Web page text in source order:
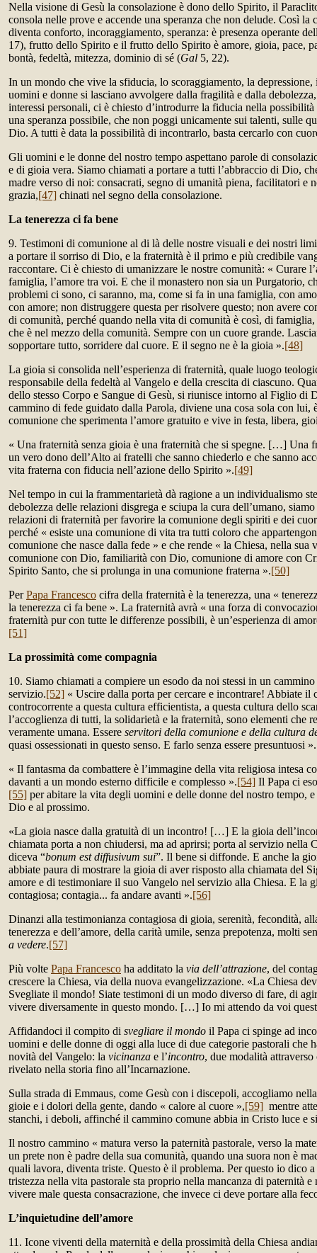
Nella visione di Gesù la consolazione è dono dello Spirito, il
consola nelle prove e accende una speranza che non delude. Così la
diventa conforto, incoraggiamento, speranza: è presenza operante
17), frutto dello Spirito e il frutto dello Spirito è amore, gioia, pace,
bontà, fedeltà, mitezza, dominio di sé (Gal 5, 22).
In un mondo che vive la sfiducia, lo scoraggiamento, la
uomini e donne si lasciano avvolgere dalla fragilità e dalla
interessi personali, ci è chiesto d’introdurre la fiducia nella
una speranza possibile, che non poggi unicamente sui talenti, sulle
Dio. A tutti è data la possibilità di incontrarlo, basta cercarlo con
Gli uomini e le donne del nostro tempo aspettano parole di
e di gioia vera. Siamo chiamati a portare a tutti l’abbraccio di Dio,
madre verso di noi: consacrati, segno di umanità piena, facilitatori e
grazia,[47] chinati nel segno della consolazione.
La tenerezza ci fa bene
9. Testimoni di comunione al di là delle nostre visuali e dei nostri
a portare il sorriso di Dio, e la fraternità è il primo e più credibile
raccontare. Ci è chiesto di umanizzare le nostre comunità: « Curare
famiglia, l’amore tra voi. E che il monastero non sia un Purgatorio,
problemi ci sono, ci saranno, ma, come si fa in una famiglia, con
con amore; non distruggere questa per risolvere questo; non avere
di comunità, perché quando nella vita di comunità è così, di
che è nel mezzo della comunità. Sempre con un cuore grande.
sopportare tutto, sorridere dal cuore. E il segno ne è la gioia ».[48]
La gioia si consolida nell’esperienza di fraternità, quale luogo
responsabile della fedeltà al Vangelo e della crescita di ciascuno.
dello stesso Corpo e Sangue di Gesù, si riunisce intorno al Figlio di
cammino di fede guidato dalla Parola, diviene una cosa sola con lui,
comunione che sperimenta l’amore gratuito e vive in festa, libera,
« Una fraternità senza gioia è una fraternità che si spegne. […] Una
un vero dono dell’Alto ai fratelli che sanno chiederlo e che sanno
vita fraterna con fiducia nell’azione dello Spirito ».[49]
Nel tempo in cui la frammentarietà dà ragione a un individualismo
debolezza delle relazioni disgrega e sciupa la cura dell’umano,
relazioni di fraternità per favorire la comunione degli spiriti e dei
perché « esiste una comunione di vita tra tutti coloro che
comunione che nasce dalla fede » e che rende « la Chiesa, nella sua
comunione con Dio, familiarità con Dio, comunione di amore con
Spirito Santo, che si prolunga in una comunione fraterna ».[50]
PerPapa Francesco cifra della fraternità è la tenerezza, una «
la tenerezza ci fa bene ». La fraternità avrà « una forza di
fraternità pur con tutte le differenze possibili, è un’esperienza di
[51]
La prossimità come compagnia
10. Siamo chiamati a compiere un esodo da noi stessi in un
servizio.[52] « Uscire dalla porta per cercare e incontrare! Abbiate il
controcorrente a questa cultura efficientista, a questa cultura dello
l’accoglienza di tutti, la solidarietà e la fraternità, sono elementi che
veramente umana. Essere servitori della comunione e della cultura
quasi ossessionati in questo senso. E farlo senza essere presuntuosi ».
« Il fantasma da combattere è l’immagine della vita religiosa intesa
davanti a un mondo esterno difficile e complesso ».[54] Il Papa ci
[55] per abitare la vita degli uomini e delle donne del nostro tempo, e
Dio e al prossimo.
«La gioia nasce dalla gratuità di un incontro! […] E la gioia
chiamata porta a non chiudersi, ma ad aprirsi; porta al servizio nella
diceva “bonum est diffusivum sui”. Il bene si diffonde. E anche la
abbiate paura di mostrare la gioia di aver risposto alla chiamata del
amore e di testimoniare il suo Vangelo nel servizio alla Chiesa. E la
contagiosa; contagia... fa andare avanti ».[56]
Dinanzi alla testimonianza contagiosa di gioia, serenità, fecondità,
tenerezza e dell’amore, della carità umile, senza prepotenza, molti
a vedere.[57]
Più volte Papa Francesco ha additato la via dell’attrazione, del
crescere la Chiesa, via della nuova evangelizzazione. «La Chiesa
Svegliate il mondo! Siate testimoni di un modo diverso di fare, di
vivere diversamente in questo mondo. […] Io mi attendo da voi
Affidandoci il compito di svegliare il mondo il Papa ci spinge ad
uomini e delle donne di oggi alla luce di due categorie pastorali che
novità del Vangelo: la vicinanza e l’incontro, due modalità
rivelato nella storia fino all’Incarnazione.
Sulla strada di Emmaus, come Gesù con i discepoli, accogliamo
gioie e i dolori della gente, dando « calore al cuore »,[59] mentre
stanchi, i deboli, affinché il cammino comune abbia in Cristo luce e
Il nostro cammino « matura verso la paternità pastorale, verso la
un prete non è padre della sua comunità, quando una suora non è
quali lavora, diventa triste. Questo è il problema. Per questo io dico
tristezza nella vita pastorale sta proprio nella mancanza di paternità e
vivere male questa consacrazione, che invece ci deve portare alla
L’inquietudine dell’amore
11. Icone viventi della maternità e della prossimità della Chiesa